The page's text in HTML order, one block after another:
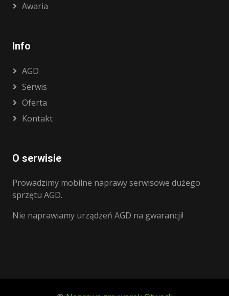
Awaria
Info
AGD
Serwis
Oferta
Kontakt
O serwisie
Prowadzimy mobilne naprawy serwisowe dużego
sprzętu AGD.
Nie naprawiamy urządzeń AGD na gwarancji!